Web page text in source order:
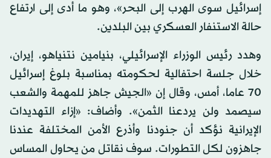
إسرائيل سوى الهرب إلى البحر»، وهو ما أدى إلى ارتفاع
حالة الاستنفار العسكري بين البلدين.
وهدد رئيس الوزراء الإسرائيلي، بنيامين نتنياهو، إيران،
خلال جلسة احتفالية لحكومته بمناسبة بلوغ إسرائيل
70 عاما، أمس، وقال إن «الجيش جاهز للمهمة والشعب
سيصمد ولن يردعنا الثمن». وأضاف: «إزاء التهديدات
الإيرانية نؤكد أن جنودنا وأذرع الأمن المختلفة عندنا
جاهزون لكل التطورات. سوف نقاتل من يحاول المساس